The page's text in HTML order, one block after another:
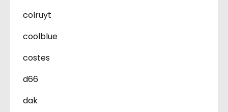
colruyt
coolblue
costes
d66
dak